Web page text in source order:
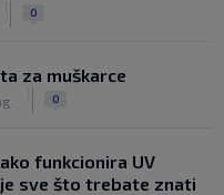
0
za muškarce
0
funkcionira UV
sve što trebate znati